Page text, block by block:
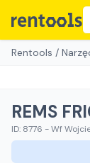
Rentools /
REMS
ID: 8776 -Wf